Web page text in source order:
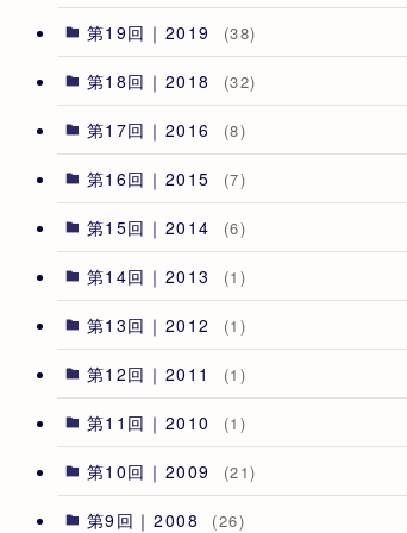
第19回｜2019 (38)
第18回｜2018 (32)
第17回｜2016 (8)
第16回｜2015 (7)
第15回｜2014 (6)
第14回｜2013 (1)
第13回｜2012 (1)
第12回｜2011 (1)
第11回｜2010 (1)
第10回｜2009 (21)
第9回｜2008 (26)